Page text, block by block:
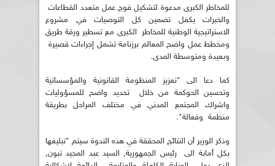
للمخاطر الكبرى مدعوة لتشكيل فوج عمل متعدد القطاعات
والخبرات يكفل تضمين كل التوصيات في مشروع
الاستراتيجية الوطنية للمخاطر الكبرى مع تسطير ورقة طريق
ومخطط عمل واضح المعالم برزنامة تشمل إجراءات قصيرة
وبعيدة ومتوسطة المدى.
كما دعا الى "تعزيز المنظومة القانونية والمؤسساتية
وتحسين الحوكمة من خلال تحديد واضح للمسؤوليات
واشراك المجتمع المدني في مختلف المراحل بطريقة
منظمة وفعالة".
وذكر الوزير أن النتائج المحققة في هذه الندوة سيتم "تبليغها
بكل أمانة الى رئيس الجمهورية, السيد عبد المجيد تبون,